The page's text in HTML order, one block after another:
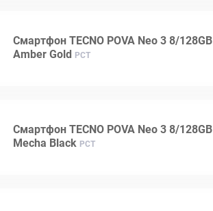
Смартфон TECNO POVA Neo 3 8/128GB
Amber Gold
РСТ
Смартфон TECNO POVA Neo 3 8/128GB
Mecha Black РСТ